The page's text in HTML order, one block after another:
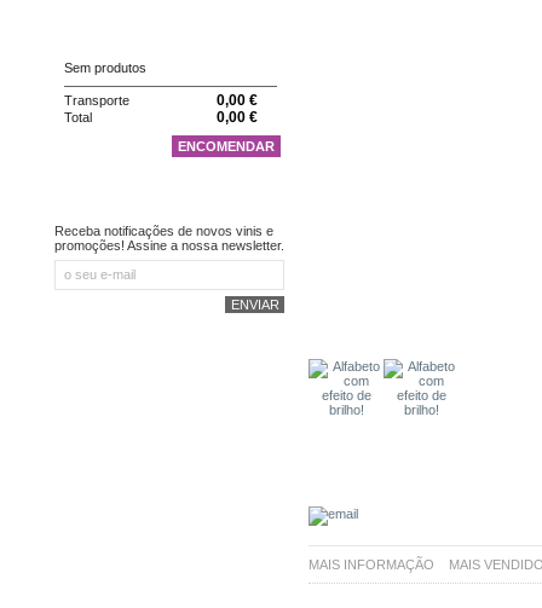
MAIS INFORMAÇÃO MAIS
Sem produtos
Transporte 0,00 €
Total 0,00 €
ENCOMENDAR
Receba notificações de novos vinis e
promoções! Assine a nossa newsletter.